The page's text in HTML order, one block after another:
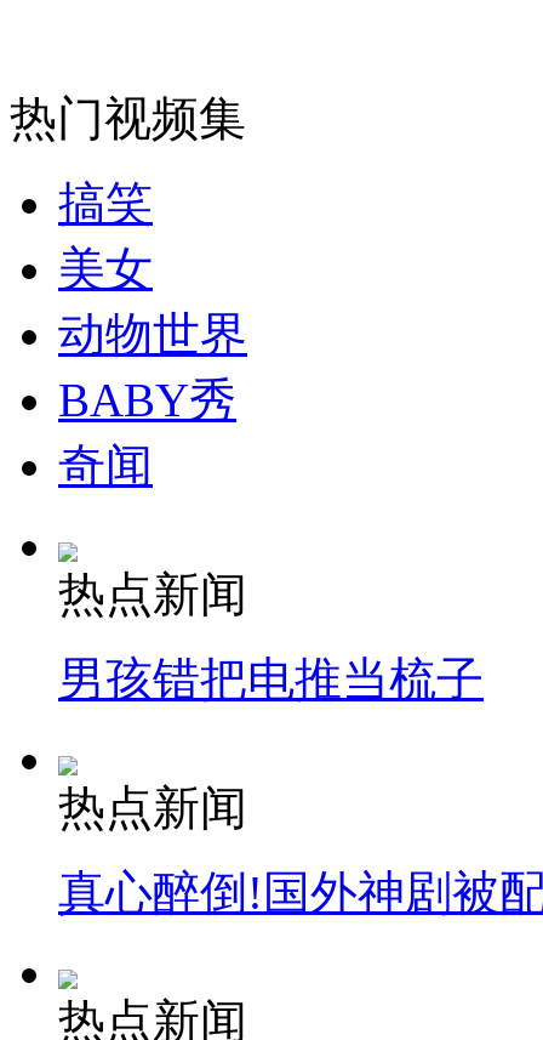
安徽一实载49人客车翻车
消防员救轻生者 花炮节热闹非凡
司机酒驾遇交警 急速倒车逃窜
热门视频集
搞笑
美女
动物世界
BABY秀
奇闻
热点新闻
男孩错把电推当梳子
热点新闻
真心醉倒!国外神剧被
热点新闻